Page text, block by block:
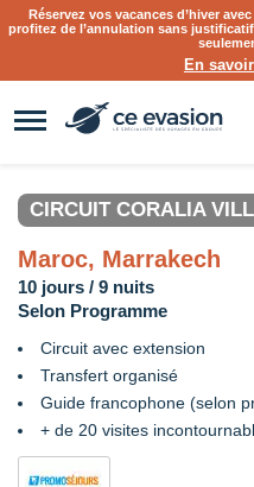
Réservez vos vacances d’hiver
profitez de l’annulation sans
En
CIRCUIT CORALIA
Maroc, Marrakech
10 jours / 9 nuits
Selon Programme
Circuit avec extension
Transfert organisé
Guide francophone (selon
+ de 20 visites